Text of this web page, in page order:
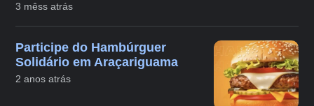
3 mêss atrás
Participe do Hambúrguer
Solidário em Araçariguama
2 anos atrás